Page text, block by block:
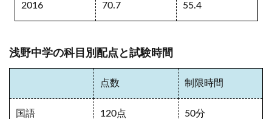
2016 70.7 55.4
浅野中学の科目別配点と試験時間
点数 制限時間
国語 120点 50分